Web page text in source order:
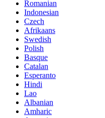
Romanian
Indonesian
Czech
Afrikaans
Swedish
Polish
Basque
Catalan
Esperanto
Hindi
Lao
Albanian
Amharic